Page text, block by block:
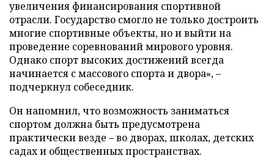
увеличения финансирования спортивной
отрасли. Государство смогло не только достроить
многие спортивные объекты, но и выйти на
проведение соревнований мирового уровня.
Однако спорт высоких достижений всегда
начинается с массового спорта и двора», –
подчеркнул собеседник.
Он напомнил, что возможность заниматься
спортом должна быть предусмотрена
практически везде – во дворах, школах, детских
садах и общественных пространствах.